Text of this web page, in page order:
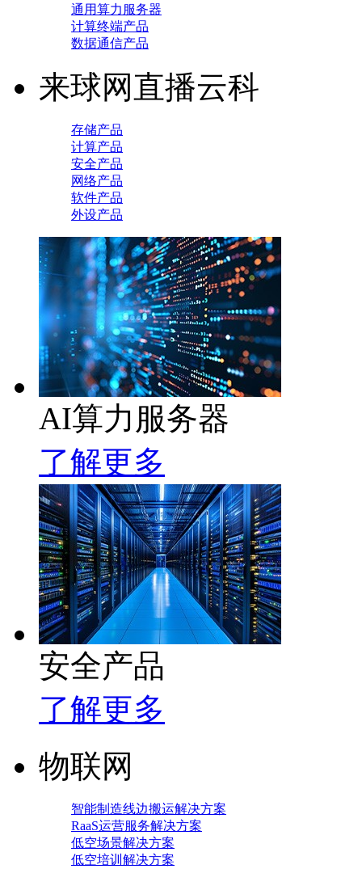
通用算力服务器
计算终端产品
数据通信产品
来球网直播云科
存储产品
计算产品
安全产品
网络产品
软件产品
外设产品
AI算力服务器
了解更多
安全产品
了解更多
物联网
智能制造线边搬运解决方案
RaaS运营服务解决方案
低空场景解决方案
低空培训解决方案